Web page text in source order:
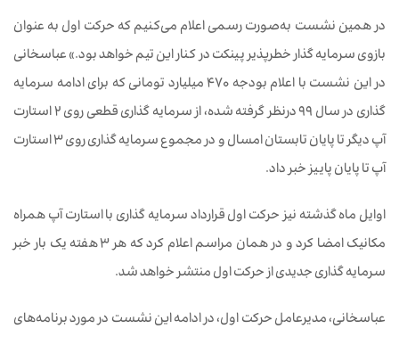
در همین نشست به‌صورت رسمی اعلام می‌کنیم که حرکت اول به عنوان
بازوی سرمایه گذار خطرپذیر پینکت در کنار این تیم خواهد بود.» عباسخانی
در این نشست با اعلام بودجه ۴۷۰ میلیارد تومانی که برای ادامه سرمایه
گذاری در سال ۹۹ درنظر گرفته شده، از سرمایه گذاری قطعی روی ۲ استارت
آپ دیگر تا پایان تابستان امسال و در مجموع سرمایه گذاری روی ۳ استارت
آپ تا پایان پاییز خبر داد.
اوایل ماه گذشته نیز حرکت اول قرارداد سرمایه گذاری با استارت آپ همراه
مکانیک امضا کرد و در همان مراسم اعلام کرد که هر ۳ هفته یک بار خبر
سرمایه گذاری جدیدی از حرکت اول منتشر خواهد شد.
عباسخانی، مدیرعامل حرکت اول، در ادامه این نشست در مورد برنامه‌های